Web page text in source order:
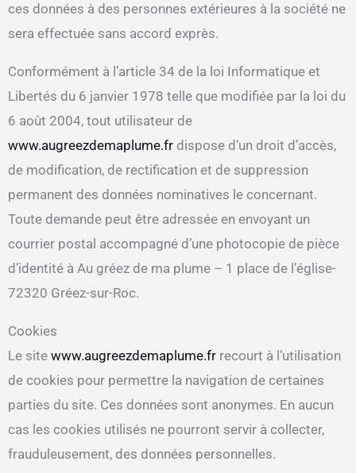
ces données à des personnes extérieures à la société ne
sera effectuée sans accord exprès.
Conformément à l’article 34 de la loi Informatique et
Libertés du 6 janvier 1978 telle que modifiée par la loi du
6 août 2004, tout utilisateur de
www.augreezdemaplume.fr dispose d’un droit d’accès,
de modification, de rectification et de suppression
permanent des données nominatives le concernant.
Toute demande peut être adressée en envoyant un
courrier postal accompagné d’une photocopie de pièce
d’identité à Au gréez de ma plume – 1 place de l’église-
72320 Gréez-sur-Roc.
Cookies
Le site www.augreezdemaplume.fr recourt à l’utilisation
de cookies pour permettre la navigation de certaines
parties du site. Ces données sont anonymes. En aucun
cas les cookies utilisés ne pourront servir à collecter,
frauduleusement, des données personnelles.